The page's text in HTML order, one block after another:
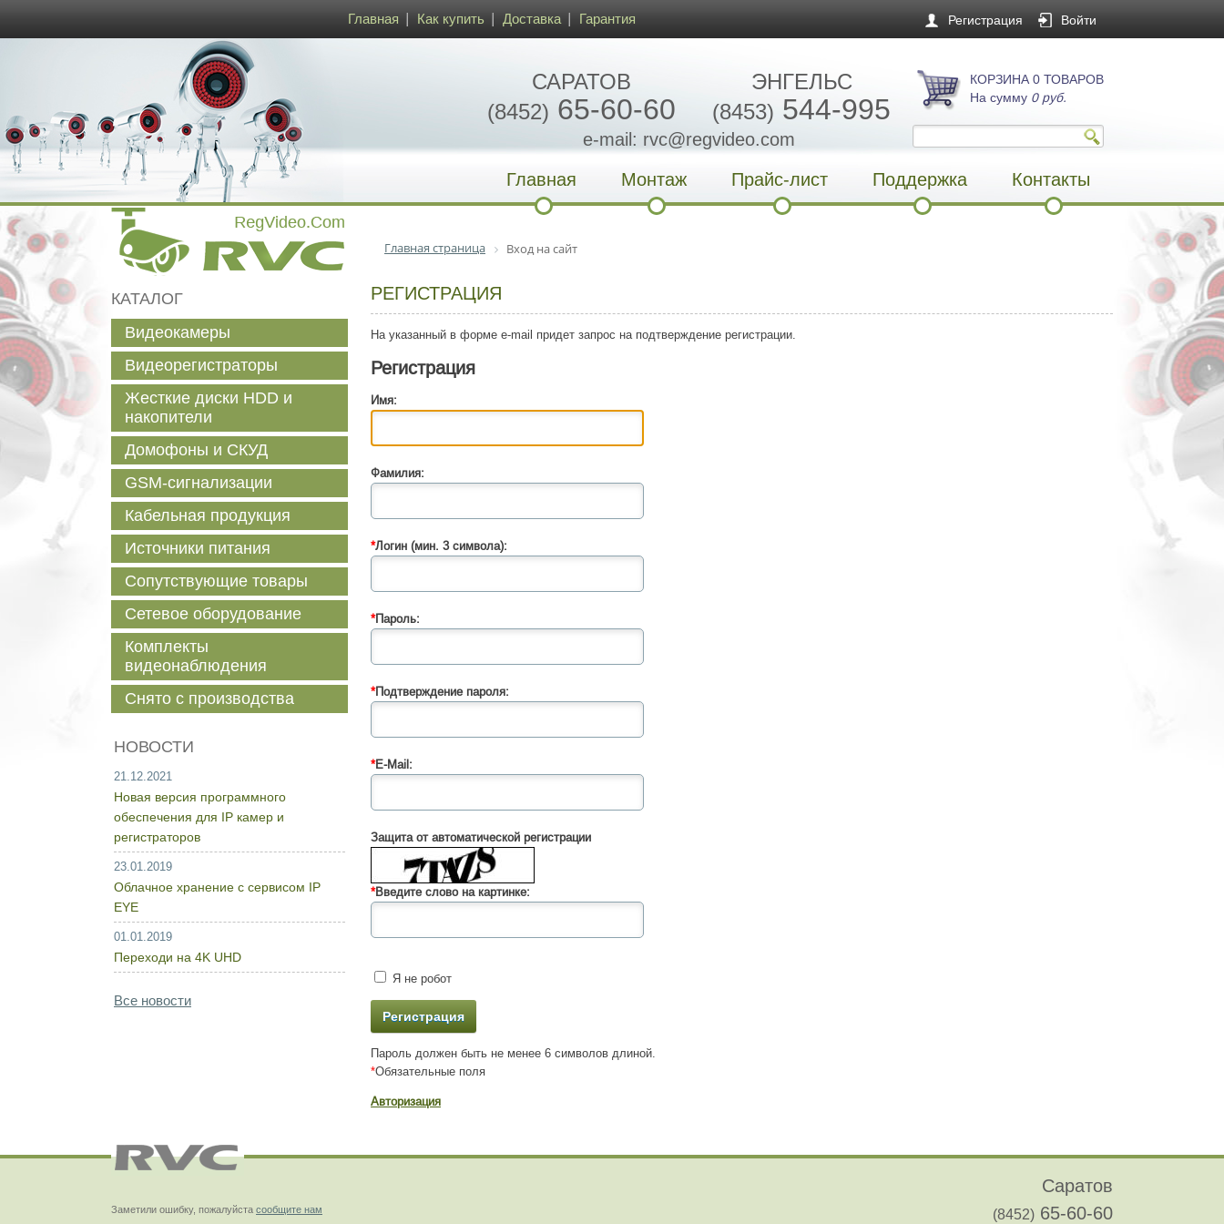
Главная Как купить Доставка Гарантия Регистрация Войти
САРАТОВ
(8452) 65-60-60
ЭНГЕЛЬС
(8453) 544-995
e-mail: rvc@regvideo.com
КОРЗИНА 0 ТОВАРОВ
На сумму 0 руб.
Главная Монтаж Прайс-лист Поддержка Контакты
Главная страница Вход на сайт
РЕГИСТРАЦИЯ
На указанный в форме e-mail придет запрос на подтверждение регистрации.
Регистрация
Имя:
Фамилия:
*Логин (мин. 3 символа):
*Пароль:
*Подтверждение пароля:
*E-Mail:
Защита от автоматической регистрации
*Введите слово на картинке:
Я не робот
Пароль должен быть не менее 6 символов длиной.
*Обязательные поля
Авторизация
КАТАЛОГ
Видеокамеры
Видеорегистраторы
Жесткие диски HDD и
накопители
Домофоны и СКУД
GSM-сигнализации
Кабельная продукция
Источники питания
Сопутствующие товары
Сетевое оборудование
Комплекты
видеонаблюдения
Снято с производства
НОВОСТИ
21.12.2021
Новая версия программного
обеспечения для IP камер и
регистраторов
23.01.2019
Облачное хранение с сервисом IP
EYE
01.01.2019
Переходи на 4K UHD
Все новости
Заметили ошибку, пожалуйста сообщите нам
Саратов
(8452) 65-60-60